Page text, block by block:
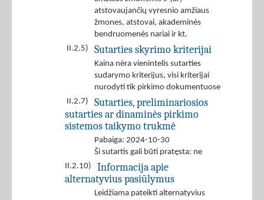
atstovaujančių vyresnio amžiaus
žmones, atstovai, akademinės
bendruomenės nariai ir kt.
II.2.5)
Sutarties skyrimo kriterijai
Kaina nėra vienintelis sutarties
sudarymo kriterijus, visi kriterijai
nurodyti tik pirkimo dokumentuose
II.2.7)
Sutarties, preliminariosios
sutarties ar dinaminės pirkimo
sistemos taikymo trukmė
Pabaiga: 2024-10-30
Ši sutartis gali būti pratęsta: ne
II.2.10)
Informacija apie
alternatyvius pasiūlymus
Leidžiama pateikti alternatyvius